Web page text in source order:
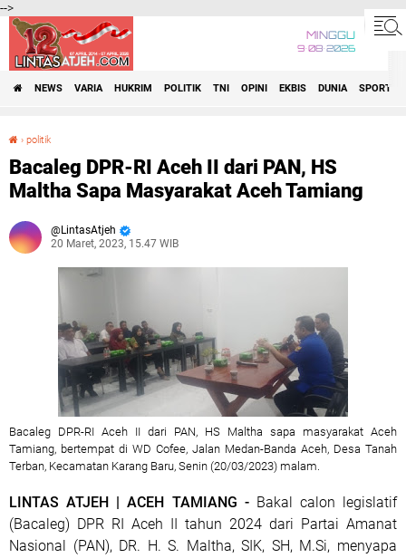
-->
MINGGU
9•08•2026
NEWS VARIA HUKRIM POLITIK TNI OPINI EKBIS DUNIA SPORT
› politik
Bacaleg DPR-RI Aceh II dari PAN, HS
Maltha Sapa Masyarakat Aceh Tamiang
LintasAtjeh
20 Maret, 2023, 15.47 WIB
Bacaleg DPR-RI Aceh II dari PAN, HS Maltha sapa masyarakat Aceh
Tamiang, bertempat di WD Cofee, Jalan Medan-Banda Aceh, Desa Tanah
Terban, Kecamatan Karang Baru, Senin (20/03/2023) malam.
LINTAS ATJEH | ACEH TAMIANG - Bakal calon legislatif
(Bacaleg) DPR RI Aceh II tahun 2024 dari Partai Amanat
Nasional (PAN), DR. H. S. Maltha, SIK, SH, M.Si, menyapa